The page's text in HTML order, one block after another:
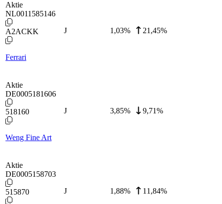
Aktie
NL0011585146
A2ACKK
Ferrari
J 1,03% 21,45%
Aktie
DE0005181606
518160
Weng Fine Art
J 3,85% 9,71%
Aktie
DE0005158703
515870 J 1,88% 11,84%